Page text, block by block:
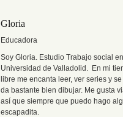
Gloria
Educadora
Soy Gloria. Estudio Trabajo social
Universidad de Valladolid. En mi
libre me encanta leer, ver series y se
da bastante bien dibujar. Me gusta
así que siempre que puedo hago
escapadita.